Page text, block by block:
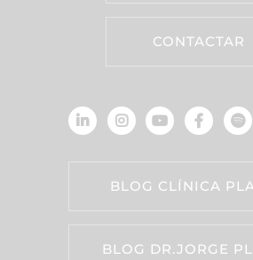
CONTACTAR
BLOG CLÍNICA
BLOG DR.JORGE